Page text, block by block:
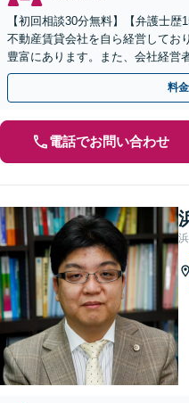
【初回相談30分無料】【弁護士歴
不動産賃貸会社を自ら経営してお
豊富にあります。また、会社経営
です。有利な結果が得られるよう
料
電話でお問い合わせ